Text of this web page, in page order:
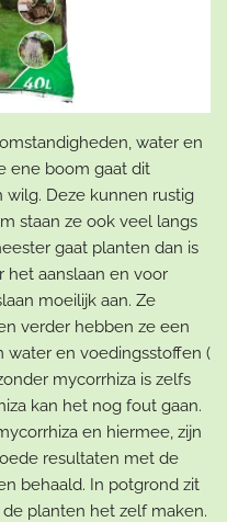
water en
ene boom gaat dit
wilg. Deze kunnen rustig
staan ze ook veel langs
gaat planten dan is
het aanslaan en voor
moeilijk aan. Ze
verder hebben ze een
water en voedingsstoffen (
mycorrhiza is zelfs
kan het nog fout gaan.
en hiermee, zijn
resultaten met de
behaald. In potgrond zit
planten het zelf maken.